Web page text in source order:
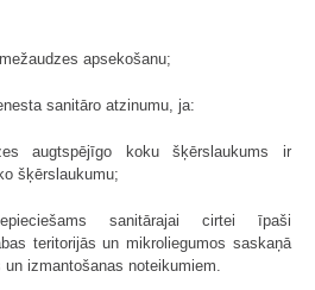
apsekošanu;
sanitāro atzinumu, ja:
augtspējīgo koku šķērslaukums ir
šķērslaukumu;
sanitārajai cirtei īpaši
teritorijās un mikroliegumos saskaņā
izmantošanas noteikumiem.